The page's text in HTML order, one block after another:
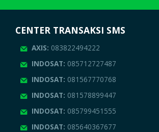
CENTER TRANSAKSI SMS
AXIS: 083822494222
INDOSAT: 085712727487
INDOSAT: 081567770768
INDOSAT: 081578899447
INDOSAT: 085799451555
INDOSAT: 085640367677